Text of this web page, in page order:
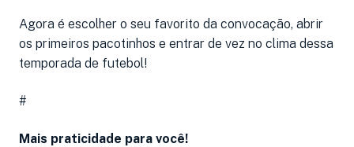
Agora é escolher o seu favorito da convocação, abrir
os primeiros pacotinhos e entrar de vez no clima dessa
temporada de futebol!
#
Mais praticidade para você!